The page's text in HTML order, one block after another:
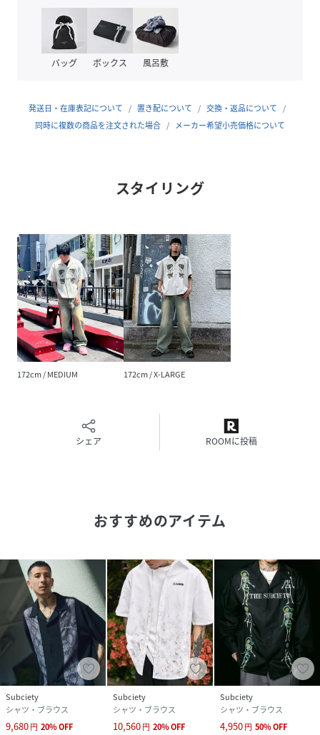
滑らかな肌触りと上品なドレープ感が魅力のポリエステルト
ロピカル素材を採用。
▼商品のお気に入り登録
完売カラーの再入荷通知や、ラスト1点の通知、セールの通
新商品や再入荷等、いち早くブランドのお得な情報を受け取
性別タイプ メンズ
原産国 CHINA
素材 ポリエステル100%
サイズ SMALL、MEDIUM、LARGE、X-LARGE
バッグ ボックス 風呂敷
発送日・在庫表記について 置き配について
交換・返品について
同時に複数の商品を注文された場合
メーカー希望小売価格について
スタイリング
172cm / MEDIUM 172cm / X-LARGE
シェア ROOMに投稿
おすすめのアイテム
Subciety
シャツ・ブラウス
9,680円 20%OFF
Subciety
シャツ・ブラウス
10,560円 20%OFF
Subciety
シャツ・ブラウス
4,950円 50%OFF